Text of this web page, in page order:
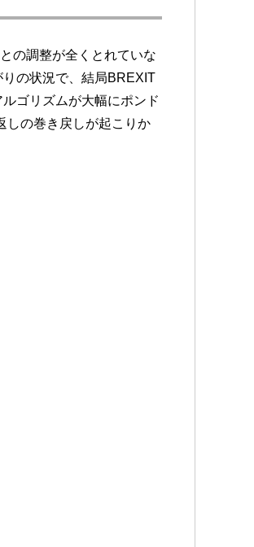
の調整が全くとれていな
の状況で、結局BREXIT
ゴリズムが大幅にポンド
しの巻き戻しが起こりか